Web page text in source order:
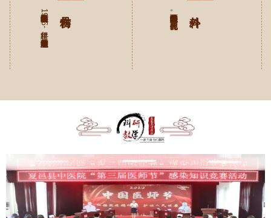
夏邑县中医院骨伤科1986年建科，豫东最早有独立建制的专... 我院外科是以中西医并重为特色的临床专业科室。拥有现代化的...